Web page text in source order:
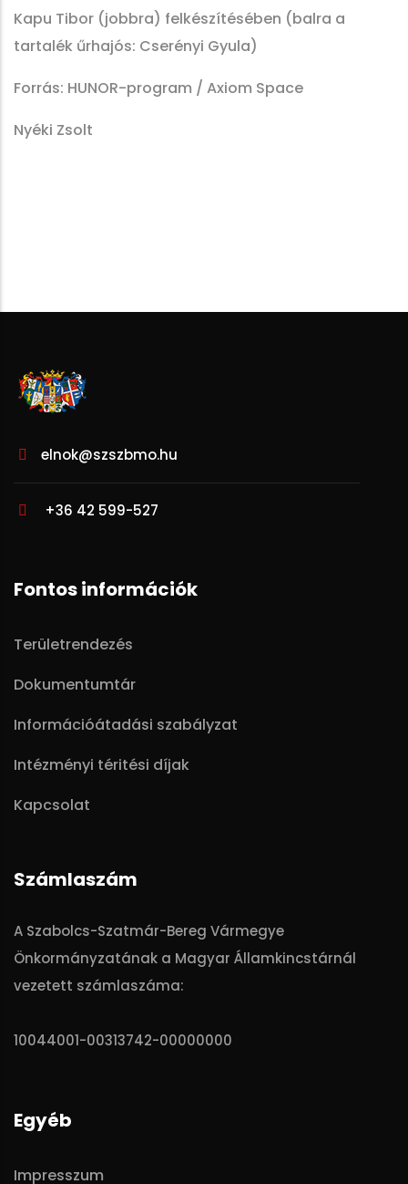
Kapu Tibor (jobbra) felkészítésében (balra a
tartalék űrhajós: Cserényi Gyula)
Forrás: HUNOR-program / Axiom Space
Nyéki Zsolt
elnok@szszbmo.hu
+36 42 599-527
Fontos információk
Területrendezés
Dokumentumtár
Információátadási szabályzat
Intézményi téritési díjak
Kapcsolat
Számlaszám
A Szabolcs-Szatmár-Bereg Vármegye
Önkormányzatának a Magyar Államkincstárnál
vezetett számlaszáma:
10044001-00313742-00000000
Egyéb
Impresszum